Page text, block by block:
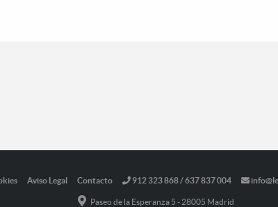
Aviso Legal Contacto 912 323 868 / 637 837 004
Paseo de la Esperanza 5 - 28005 Madrid